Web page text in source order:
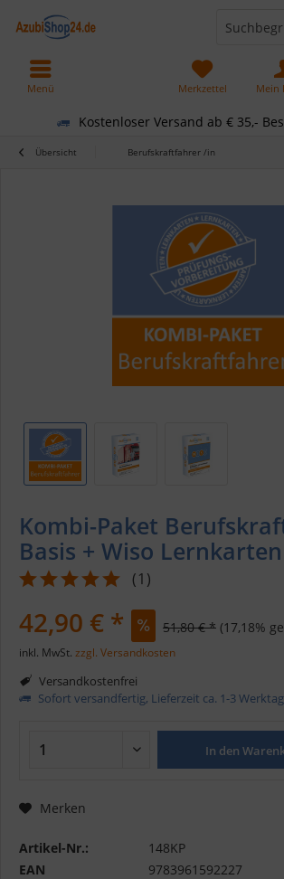
Kostenloser Versand ab € 35,-
Merkzettel Mein
Menü
Übersicht Berufskraftfahrer /in
Kombi-Paket
Basis + Wiso Lernkarten
(1 )
42,90 € * 51,80 € * (17,18%
inkl. MwSt. zzgl. Versandkosten
Versandkostenfrei
Sofort versandfertig, Lieferzeit ca. 1-3
In den
Merken
Artikel-Nr.:
148KP
EAN
9783961592227